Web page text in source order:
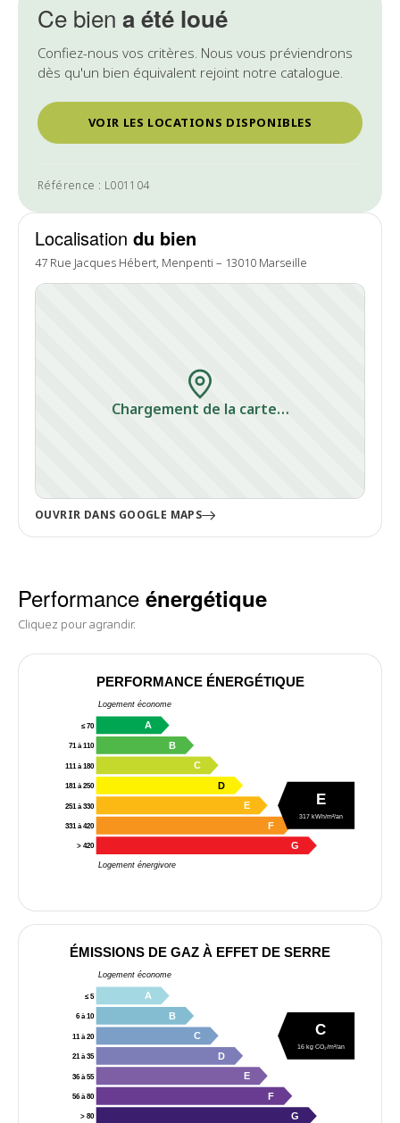
Ce bien a été loué
Confiez-nous vos critères. Nous vous préviendrons
dès qu'un bien équivalent rejoint notre catalogue.
VOIR LES LOCATIONS DISPONIBLES
Référence : L001104
Localisation du bien
47 Rue Jacques Hébert, Menpenti – 13010 Marseille
Chargement de la carte…
OUVRIR DANS GOOGLE MAPS
Performance énergétique
Cliquez pour agrandir.
PERFORMANCE ÉNERGÉTIQUE
Logement économe
Logement énergivore
≤ 70 A
71 à 110 B
111 à 180 C
181 à 250 D
251 à 330 E
331 à 420 F
> 420 G
E
317 kWh/m²/an
ÉMISSIONS DE GAZ À EFFET DE SERRE
Logement économe
≤ 5 A
6 à 10 B
11 à 20 C
21 à 35 D
36 à 55 E
56 à 80 F
> 80 G
C
16 kg CO₂/m²/an